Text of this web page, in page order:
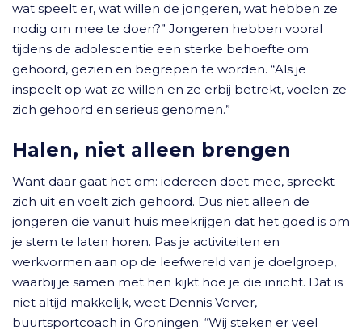
wat speelt er, wat willen de jongeren, wat hebben ze
nodig om mee te doen?” Jongeren hebben vooral
tijdens de adolescentie een sterke behoefte om
gehoord, gezien en begrepen te worden. “Als je
inspeelt op wat ze willen en ze erbij betrekt, voelen ze
zich gehoord en serieus genomen.”
Halen, niet alleen brengen
Want daar gaat het om: iedereen doet mee, spreekt
zich uit en voelt zich gehoord. Dus niet alleen de
jongeren die vanuit huis meekrijgen dat het goed is om
je stem te laten horen. Pas je activiteiten en
werkvormen aan op de leefwereld van je doelgroep,
waarbij je samen met hen kijkt hoe je die inricht. Dat is
niet altijd makkelijk, weet Dennis Verver,
buurtsportcoach in Groningen: “Wij steken er veel